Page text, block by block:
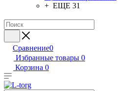
+ ЕЩЕ 31
Сравнение0
Избранные товары 0
Корзина 0